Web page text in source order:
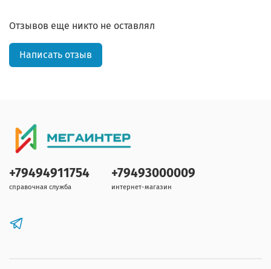
Отзывов еще никто не оставлял
Написать отзыв
+79494911754
справочная служба
+79493000009
интернет-магазин